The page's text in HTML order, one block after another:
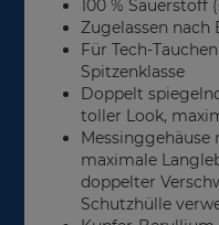
100 % Sauerstoff
Zugelassen nach
Für Tech-
Spitzenklasse
Doppelt
toller Look,
maximale
doppelter
Schutzhülle